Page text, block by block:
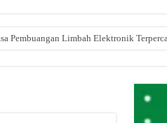
Pembuangan Limbah Elektronik